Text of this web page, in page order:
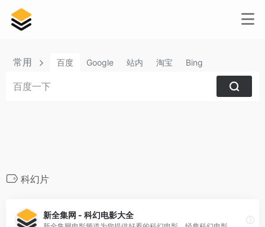
常用 百度 Google 站内 淘宝 Bing
科幻片
新全集网 - 科幻电影大全